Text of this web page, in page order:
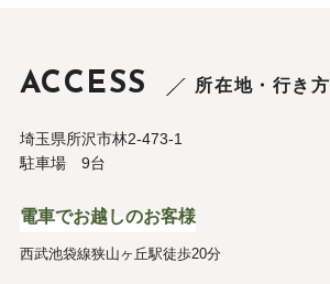
ACCESS 所在地・行き方
埼玉県所沢市林2-473-1
駐車場 9台
電車でお越しのお客様
西武池袋線狭山ヶ丘駅徒歩20分